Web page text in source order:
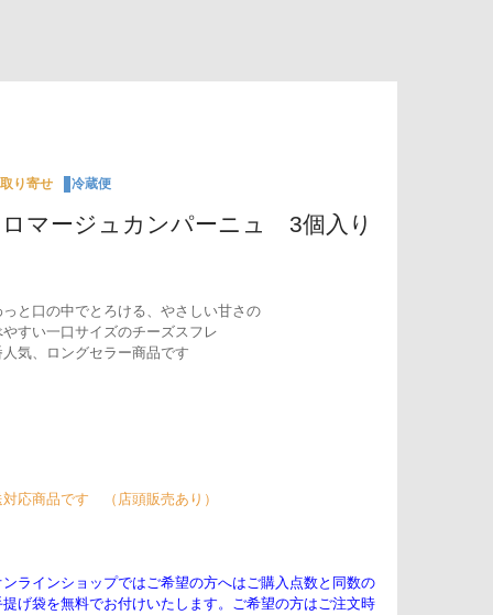
マージュカンパーニュ 3個入り
り寄せ 冷蔵便
っと口の中でとろける、やさしい甘さの
やすい一口サイズのチーズスフレ
人気、ロングセラー商品です
対応商品です （店頭販売あり）
ラインショップではご希望の方へはご購入点数と同数の
提げ袋を無料でお付けいたします。ご希望の方はご注文時